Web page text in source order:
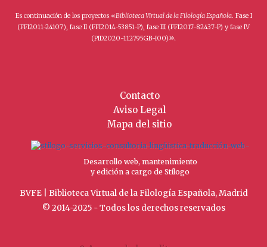
Es continuación de los proyectos «Biblioteca Virtual de la Filología Española. Fase I
(FFI2011-24107), fase II (FFI2014-53851-P), fase III (FFI2017-82437-P) y fase IV
(PID2020-112795GB-I00)».
Contacto
Aviso Legal
Mapa del sitio
Desarrollo web, mantenimiento
y edición a cargo de Stílogo
BVFE | Biblioteca Virtual de la Filología Española, Madrid
© 2014-2025 - Todos los derechos reservados